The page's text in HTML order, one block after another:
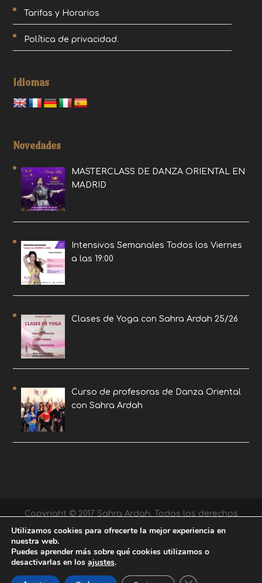
Tarifas y Horarios
Política de privacidad.
Idiomas
Novedades
MASTERCLASS DE DANZA ORIENTAL EN
MADRID
Intensivos Semanales Todos los Viernes
a las 19:00
Clases de Yoga con Sahra Ardah 25/26
Curso de profesoras de Danza Oriental
con Sahra Ardah
Copyright © 2017 Sahra Ardah. Todos los derechos
reservados. |
Diseño EDB
Utilizamos cookies para ofrecerte la mejor experiencia en
nuestra web.
Puedes aprender más sobre qué cookies utilizamos o
desactivarlas en los ajustes.